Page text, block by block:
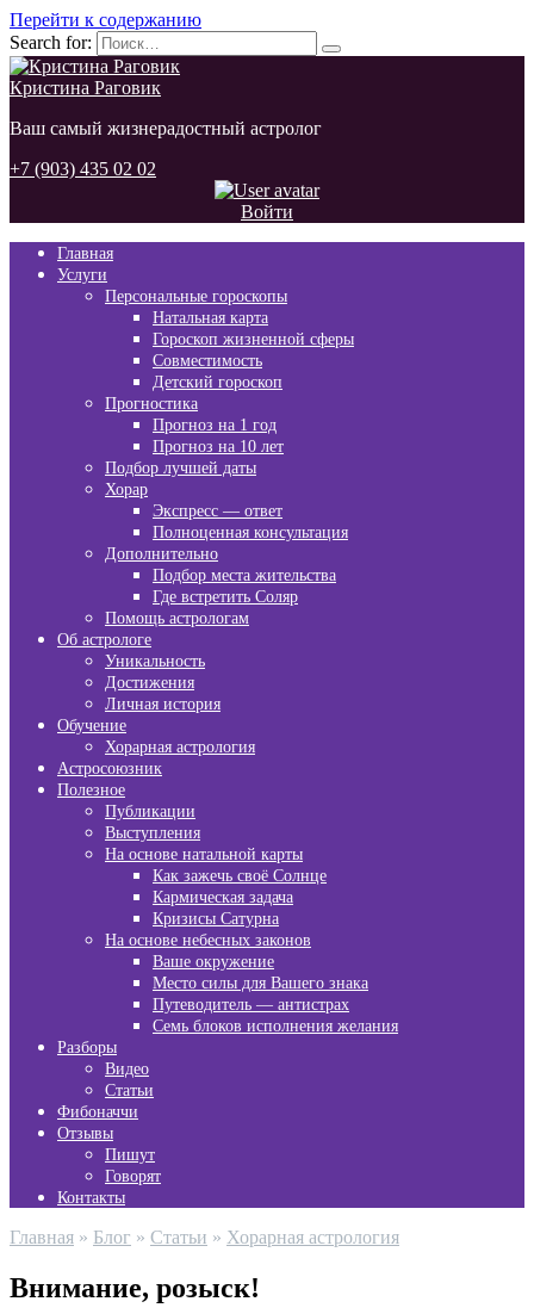
Перейти к содержанию
Search for:
Кристина Раговик
Ваш самый жизнерадостный астролог
+7 (903) 435 02 02
Войти
Главная
Услуги
Персональные гороскопы
Натальная карта
Гороскоп жизненной сферы
Совместимость
Детский гороскоп
Прогностика
Прогноз на 1 год
Прогноз на 10 лет
Подбор лучшей даты
Хорар
Экспресс — ответ
Полноценная консультация
Дополнительно
Подбор места жительства
Где встретить Соляр
Помощь астрологам
Об астрологе
Уникальность
Достижения
Личная история
Обучение
Хорарная астрология
Астросоюзник
Полезное
Публикации
Выступления
На основе натальной карты
Как зажечь своё Солнце
Кармическая задача
Кризисы Сатурна
На основе небесных законов
Ваше окружение
Место силы для Вашего знака
Путеводитель — антистрах
Семь блоков исполнения желания
Разборы
Видео
Статьи
Фибоначчи
Отзывы
Пишут
Говорят
Контакты
Главная » Блог » Статьи » Хорарная астрология
Внимание, розыск!